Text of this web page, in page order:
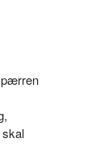
skal